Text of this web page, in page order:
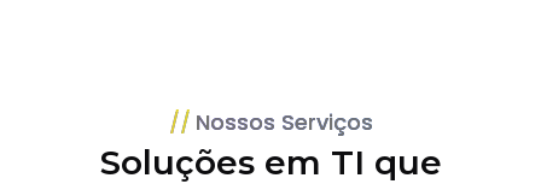
Nossos Serviços
Soluções em TI que